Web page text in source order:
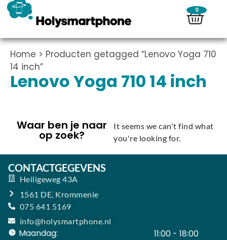
0
Home > Producten getagged “Lenovo Yoga 710
14 inch”
Lenovo Yoga 710 14 inch
Waar ben je naar
op zoek?
It seems we can't find what
you're looking for.
CONTACTGEGEVENS
Heiligeweg 43A
1561 DE, Krommenie
075 641 5169
info@holysmartphone.nl
Maandag:
11:00 - 18:00